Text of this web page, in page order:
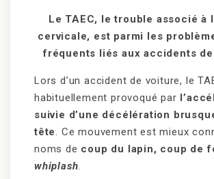
Le TAEC, le trouble associé à
cervicale, est parmi les
fréquents liés aux accidents
Lors d’un accident de voiture, le
habituellement provoqué par
suivie d’une décélération
tête. Ce mouvement est mieux
noms de coup du lapin, coup de
whiplash.